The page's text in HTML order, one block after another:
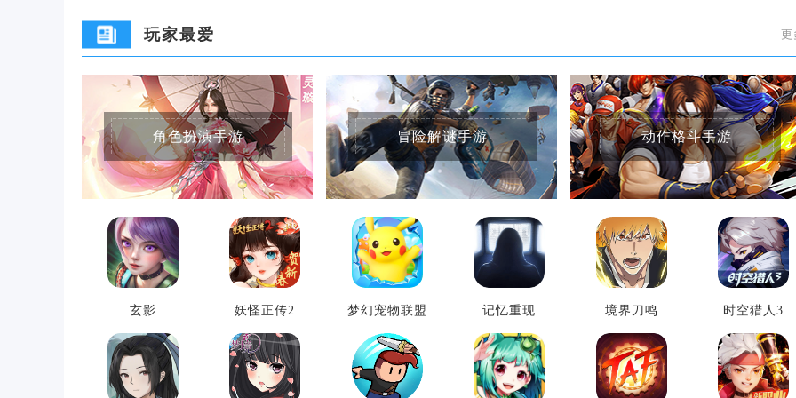
玩家最爱 更
角色扮演手游
玄影 妖怪正传2
冒险解谜手游
梦幻宠物联盟 记忆重现
动作格斗手游
境界刀鸣 时空猎人3